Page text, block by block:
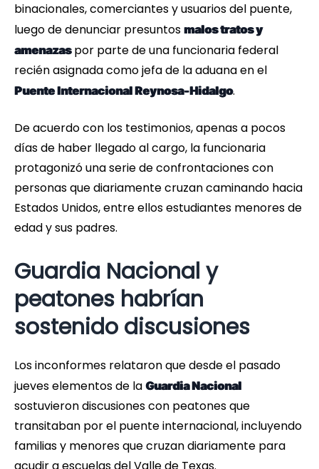
binacionales, comerciantes y usuarios del puente,
luego de denunciar presuntos malos tratos y
amenazaspor parte de una funcionaria federal
recién asignada como jefa de la aduana en el
Puente Internacional Reynosa-Hidalgo.
De acuerdo con los testimonios, apenas a pocos
días de haber llegado al cargo, la funcionaria
protagonizó una serie de confrontaciones con
personas que diariamente cruzan caminando hacia
Estados Unidos, entre ellos estudiantes menores de
edad y sus padres.
Guardia Nacional y
peatones habrían
sostenido discusiones
Los inconformes relataron que desde el pasado
jueves elementos de la Guardia Nacional
sostuvieron discusiones con peatones que
transitaban por el puente internacional, incluyendo
familias y menores que cruzan diariamente para